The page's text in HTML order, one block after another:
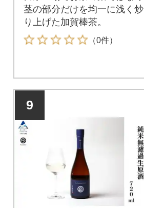
茎の部分だけを均一に浅く炒
り上げた加賀棒茶。
（0件）
9